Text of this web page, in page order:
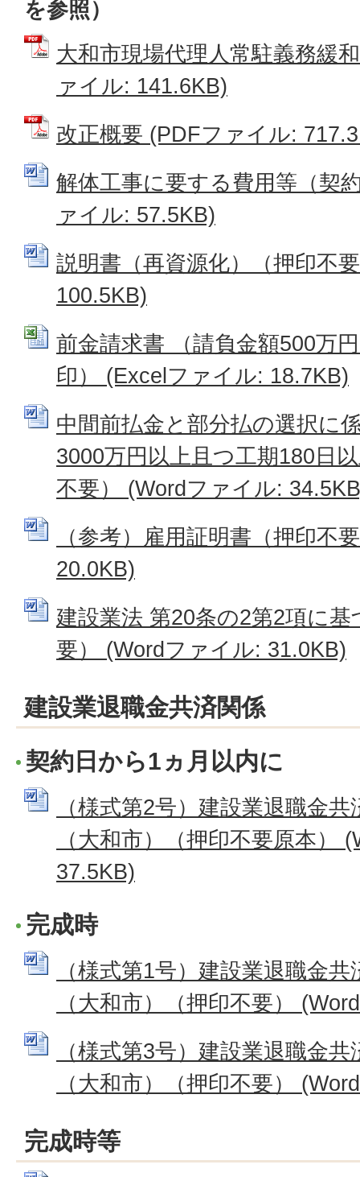
を参照）
大和市現場代理人常駐義務緩
ァイル: 141.6KB)
改正概要 (PDFファイル:
解体工事に要する費用等（契
ァイル: 57.5KB)
説明書（再資源化）（押印不
100.5KB)
前金請求書 （請負金額500万
印） (Excelファイル: 18.7KB)
中間前払金と部分払の選択に
3000万円以上且つ工期180日
不要） (Wordファイル:
（参考）雇用証明書（押印不
20.0KB)
建設業法 第20条の2第2項に
要） (Wordファイル: 31.0KB)
建設業退職金共済関係
契約日から1ヵ月以内に
（様式第2号）建設業退職金
（大和市）（押印不要原本）
37.5KB)
完成時
（様式第1号）建設業退職金
（大和市）（押印不要）
（様式第3号）建設業退職金
（大和市）（押印不要）
完成時等